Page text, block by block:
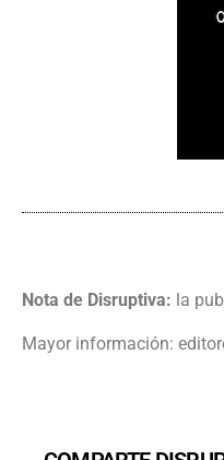
Nota de Disruptiva: la
Mayor información: